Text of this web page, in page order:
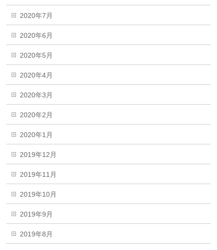
2020年7月
2020年6月
2020年5月
2020年4月
2020年3月
2020年2月
2020年1月
2019年12月
2019年11月
2019年10月
2019年9月
2019年8月